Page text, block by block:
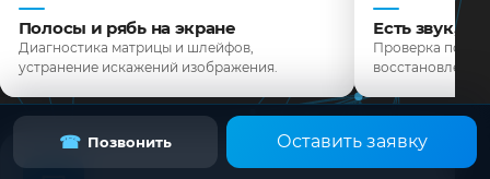
Полосы и рябь на экране
Диагностика матрицы и шлейфов,
устранение искажений изображения.
Есть звук,
Проверка
восстановление
☎ Позвонить Оставить заявку